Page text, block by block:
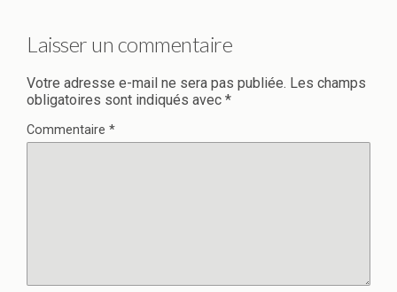
Laisser un commentaire
Votre adresse e-mail ne sera pas publiée. Les champs
obligatoires sont indiqués avec *
Commentaire *